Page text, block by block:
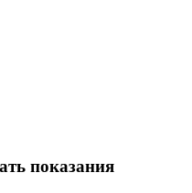
показания